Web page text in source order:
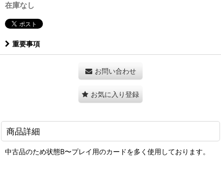
在庫なし
重要事項
お問い合わせ
お気に入り登録
商品詳細
中古品のため状態B〜プレイ用のカードを多く使用しております。